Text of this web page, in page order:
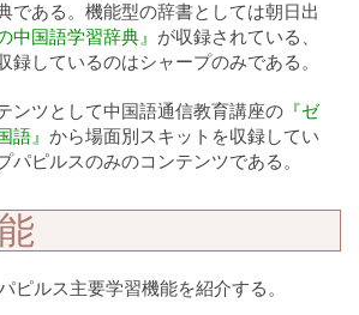
である。機能型の辞書としては朝日出
中国語学習辞典』 が収録されている、
録しているのはシャープのみである。
ンツとして中国語通信教育講座の 『ゼ
語』 から場面別スキットを収録してい
パピルスのみのコンテンツである。
ピルス主要学習機能を紹介する。